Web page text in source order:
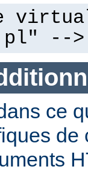
-->
ce
de